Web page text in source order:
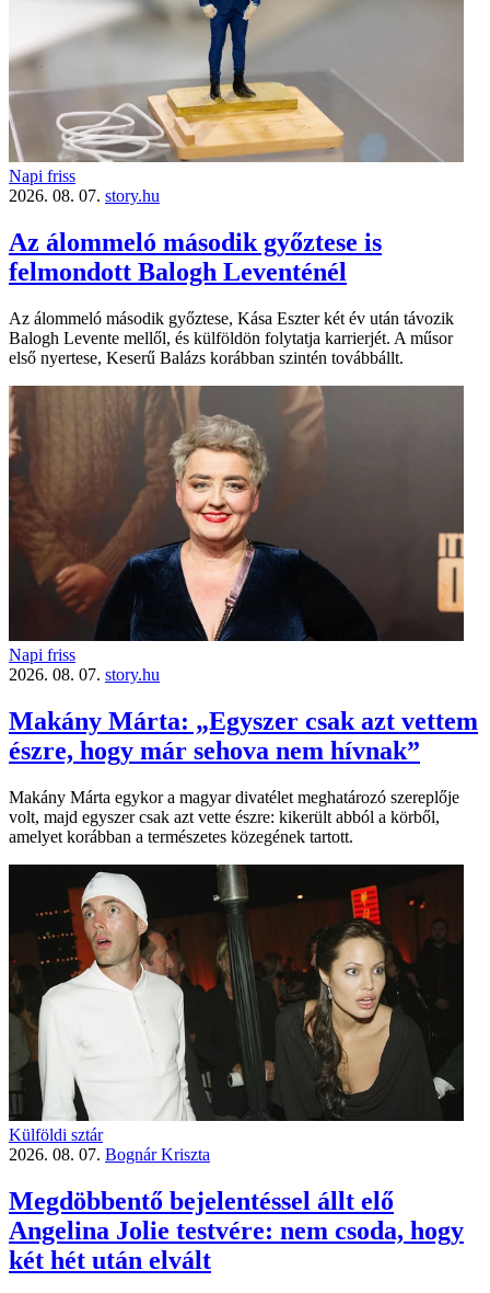
Napi friss
2026. 08. 07. story.hu
Az álommeló második győztese is
felmondott Balogh Leventénél
Az álommeló második győztese, Kása Eszter két év után távozik
Balogh Levente mellől, és külföldön folytatja karrierjét. A műsor
első nyertese, Keserű Balázs korábban szintén továbbállt.
Napi friss
2026. 08. 07. story.hu
Makány Márta: „Egyszer csak azt vettem
észre, hogy már sehova nem hívnak”
Makány Márta egykor a magyar divatélet meghatározó szereplője
volt, majd egyszer csak azt vette észre: kikerült abból a körből,
amelyet korábban a természetes közegének tartott.
Külföldi sztár
2026. 08. 07. Bognár Kriszta
Megdöbbentő bejelentéssel állt elő
Angelina Jolie testvére: nem csoda, hogy
két hét után elvált